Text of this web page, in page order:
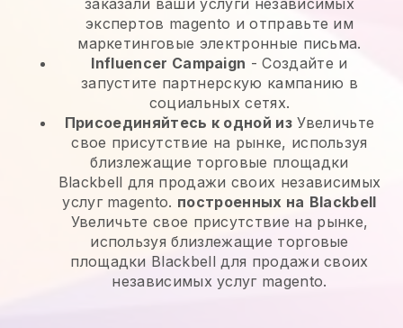
заказали ваши услуги независимых
экспертов magento и отправьте им
маркетинговые электронные письма.
Influencer Campaign - Создайте и
запустите партнерскую кампанию в
социальных сетях.
Присоединяйтесь к одной из Увеличьте
свое присутствие на рынке, используя
близлежащие торговые площадки
Blackbell для продажи своих независимых
услуг magento. построенных на Blackbell
Увеличьте свое присутствие на рынке,
используя близлежащие торговые
площадки Blackbell для продажи своих
независимых услуг magento.